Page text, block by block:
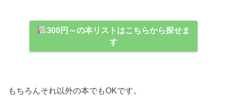
300円～の本リストはこちらから探せま
す
もちろんそれ以外の本でもOKです。